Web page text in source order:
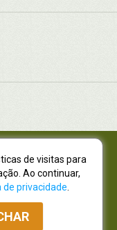
0001-19
0001-80
São Lourenço |
310
(41) 4009-3939
de visitas para
Ao continuar,
de privacidade